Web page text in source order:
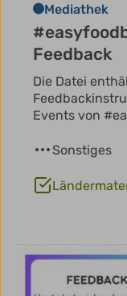
Mediathek
Feedback
Die Datei
Events von
Sonstiges